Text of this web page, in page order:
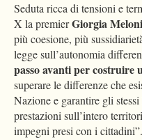
Seduta ricca di tensioni e
X la premierGiorgia Meloni
più coesione, più
legge sull’autonomia
passo avanti per costruire
superare le differenze che
Nazione e garantire gli
prestazioni sull’intero
impegni presi con i cittadini”.